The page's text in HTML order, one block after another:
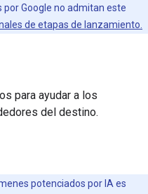
Google no admitan este
de etapas de lanzamiento.
para ayudar a los
del destino.
potenciados por IA es